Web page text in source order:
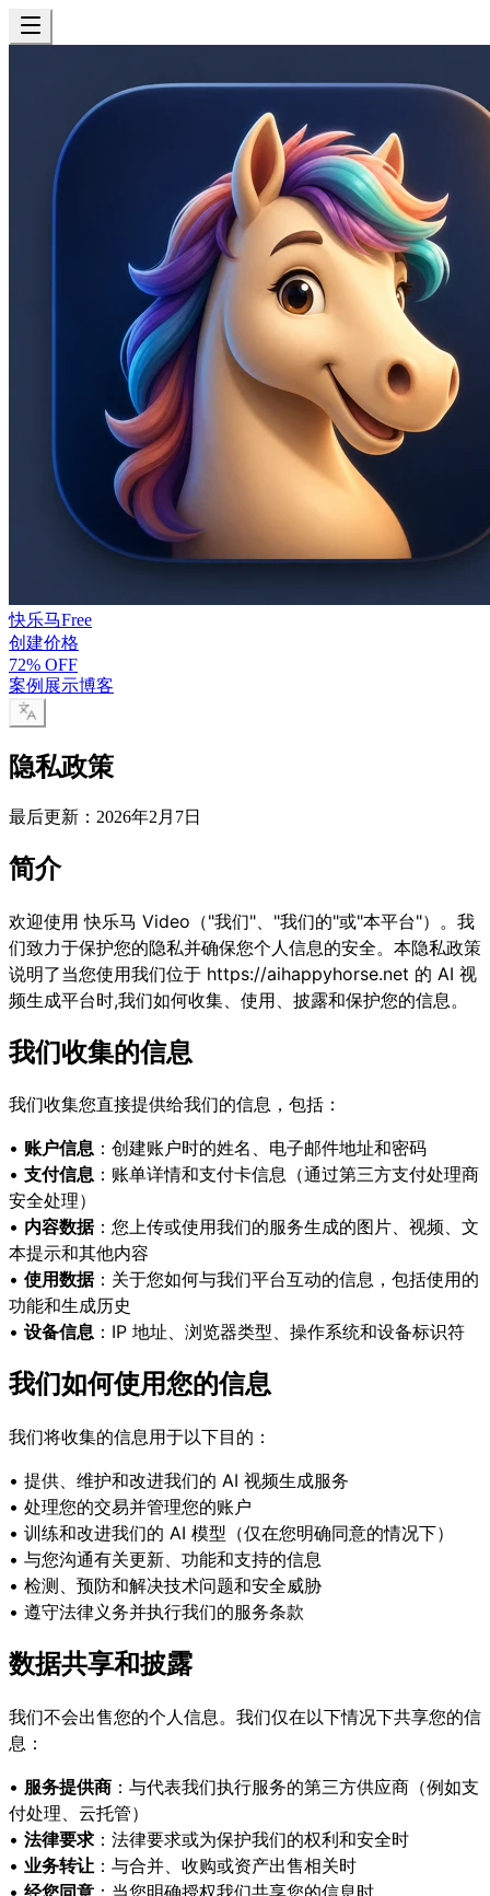
快乐马Free
创建价格
72% OFF
案例展示博客
隐私政策
最后更新：2026年2月7日
简介
欢迎使用 快乐马 Video（"我们"、"我们的"或"本平台"）。我
们致力于保护您的隐私并确保您个人信息的安全。本隐私政策
说明了当您使用我们位于 https://aihappyhorse.net 的 AI 视
频生成平台时,我们如何收集、使用、披露和保护您的信息。
我们收集的信息
我们收集您直接提供给我们的信息，包括：
• 账户信息 ：创建账户时的姓名、电子邮件地址和密码
• 支付信息 ：账单详情和支付卡信息（通过第三方支付处理商
安全处理）
• 内容数据：您上传或使用我们的服务生成的图片、视频、文
本提示和其他内容
• 使用数据：关于您如何与我们平台互动的信息，包括使用的
功能和生成历史
• 设备信息 ：IP 地址、浏览器类型、操作系统和设备标识符
我们如何使用您的信息
我们将收集的信息用于以下目的：
• 提供、维护和改进我们的 AI 视频生成服务
• 处理您的交易并管理您的账户
• 训练和改进我们的 AI 模型（仅在您明确同意的情况下）
• 与您沟通有关更新、功能和支持的信息
• 检测、预防和解决技术问题和安全威胁
• 遵守法律义务并执行我们的服务条款
数据共享和披露
我们不会出售您的个人信息。我们仅在以下情况下共享您的信
息：
• 服务提供商 ：与代表我们执行服务的第三方供应商（例如支
付处理、云托管）
• 法律要求：法律要求或为保护我们的权利和安全时
• 业务转让 ：与合并、收购或资产出售相关时